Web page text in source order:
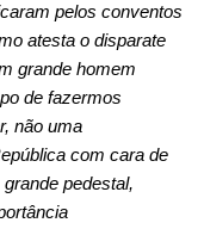
pelos conventos
atesta o disparate
grande homem
de fazermos
não uma
com cara de
pedestal,